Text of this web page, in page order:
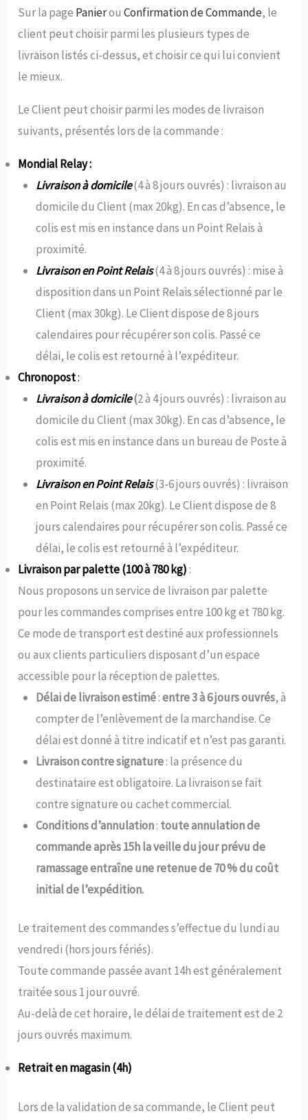
Sur la page PanierouConfirmation de Commande, le
client peut choisir parmi les plusieurs types de
livraison listés ci-dessus, et choisir ce qui lui convient
le mieux.
Le Client peut choisir parmi les modes de livraison
suivants, présentés lors de la commande :
Mondial Relay :
Livraison à domicile(4 à 8 jours ouvrés) : livraison au
domicile du Client (max 20kg). En cas d’absence, le
colis est mis en instance dans un Point Relais à
proximité.
Livraison en Point Relais(4 à 8 jours ouvrés) : mise à
disposition dans un Point Relais sélectionné par le
Client (max 30kg). Le Client dispose de 8 jours
calendaires pour récupérer son colis. Passé ce
délai, le colis est retourné à l’expéditeur.
Chronopost:
Livraison à domicile(2 à 4 jours ouvrés) : livraison au
domicile du Client (max 30kg). En cas d’absence, le
colis est mis en instance dans un bureau de Poste à
proximité.
Livraison en Point Relais(3-6 jours ouvrés) : livraison
en Point Relais (max 20kg). Le Client dispose de 8
jours calendaires pour récupérer son colis. Passé ce
délai, le colis est retourné à l’expéditeur.
Livraison par palette (100 à 780 kg):
Nous proposons un service de livraison par palette
pour les commandes comprises entre 100 kg et 780 kg.
Ce mode de transport est destiné aux professionnels
ou aux clients particuliers disposant d’un espace
accessible pour la réception de palettes.
Délai de livraison estimé:entre 3 à 6 jours ouvrés, à
compter de l’enlèvement de la marchandise. Ce
délai est donné à titre indicatif et n’est pas garanti.
Livraison contre signature: la présence du
destinataire est obligatoire. La livraison se fait
contre signature ou cachet commercial.
Conditions d’annulation: toute annulation de
commande après 15h la veille du jour prévu de
ramassage entraîne une retenue de 70 % du coût
initial de l’expédition.
Le traitement des commandes s’effectue du lundi au
vendredi (hors jours fériés).
Toute commande passée avant 14h est généralement
traitée sous 1 jour ouvré.
Au-delà de cet horaire, le délai de traitement est de 2
jours ouvrés maximum.
Retrait en magasin (4h)
Lors de la validation de sa commande, le Client peut